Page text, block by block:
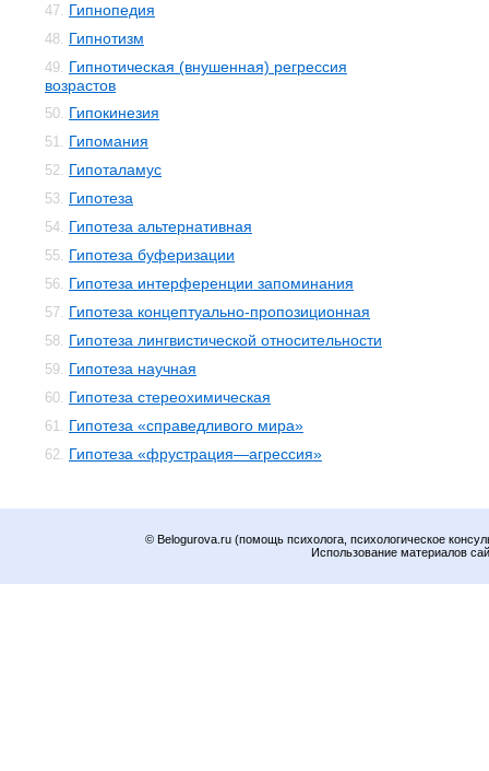
47. Гипнопедия
48. Гипнотизм
49. Гипнотическая (внушенная) регрессия
возрастов
50. Гипокинезия
51. Гипомания
52. Гипоталамус
53. Гипотеза
54. Гипотеза альтернативная
55. Гипотеза буферизации
56. Гипотеза интерференции запоминания
57. Гипотеза концептуально-пропозиционная
58. Гипотеза лингвистической относительности
59. Гипотеза научная
60. Гипотеза стереохимическая
61. Гипотеза «справедливого мира»
62. Гипотеза «фрустрация—агрессия»
© Belogurova.ru (помощь психолога, психологическое
Использование материалов